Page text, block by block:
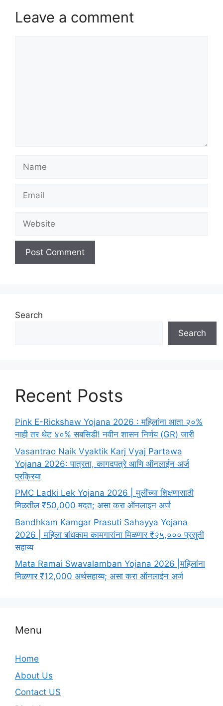
Leave a comment
Name
Email
Website
Search
Search
Recent Posts
Pink E-Rickshaw Yojana 2026 : महिलांना आता २०%
नाही तर थेट ४०% सबसिडी! नवीन शासन निर्णय (GR) जारी
Vasantrao Naik Vyaktik Karj Vyaj Partawa
Yojana 2026: पात्रता, कागदपत्रे आणि ऑनलाईन अर्ज
प्रक्रिया
PMC Ladki Lek Yojana 2026 | मुलींच्या शिक्षणासाठी
मिळतील ₹50,000 मदत; असा करा ऑनलाइन अर्ज
Bandhkam Kamgar Prasuti Sahayya Yojana
2026 | महिला बांधकाम कामगारांना मिळणार ₹२५,००० प्रसुती
सहाय्य
Mata Ramai Swavalamban Yojana 2026 |महिलांना
मिळणार ₹12,000 अर्थसहाय्य; असा करा ऑनलाईन अर्ज
Menu
Home
About Us
Contact US